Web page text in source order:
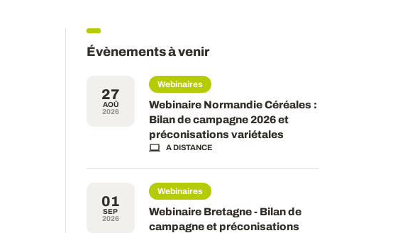
Évènements à venir
27
AOÛ
2026
Webinaires
Webinaire Normandie Céréales :
Bilan de campagne 2026 et
préconisations variétales
A DISTANCE
01
SEP
2026
Webinaires
Webinaire Bretagne - Bilan de
campagne et préconisations